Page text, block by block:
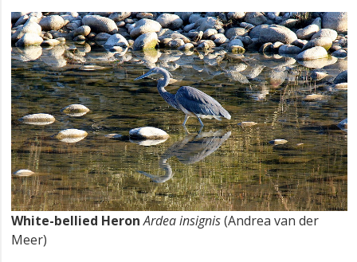
White-bellied Heron Ardea insignis(Andrea van der
Meer)